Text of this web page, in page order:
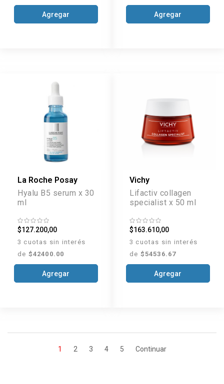
Agregar Agregar
La Roche Posay
Hyalu B5 serum x 30
ml
$127.200,00
3 cuotas sin interés
de $42400.00
Agregar
Vichy
Lifactiv collagen
specialist x 50 ml
$163.610,00
3 cuotas sin interés
de $54536.67
Agregar
1 2 3 4 5 Continuar